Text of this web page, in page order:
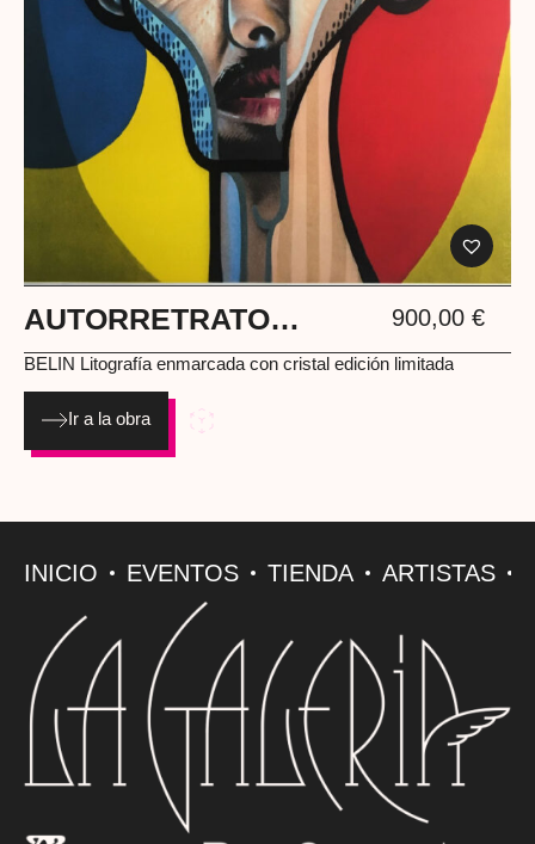
AUTORRETRATO
POSTNEOCUBISTA
900,00 €
BELIN Litografía enmarcada con cristal edición limitada
Ir a la obra
INICIO EVENTOS TIENDA ARTISTAS